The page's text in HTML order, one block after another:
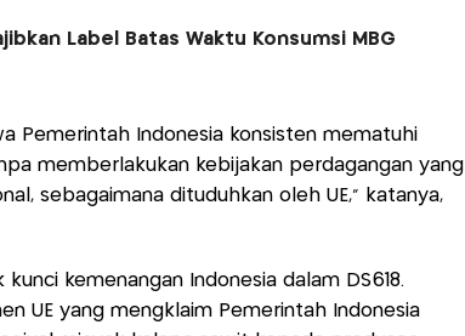
Label Batas Waktu Konsumsi MBG
Pemerintah Indonesia konsisten mematuhi
memberlakukan kebijakan perdagangan yang
sebagaimana dituduhkan oleh UE," katanya,
kemenangan Indonesia dalam DS618.
UE yang mengklaim Pemerintah Indonesia